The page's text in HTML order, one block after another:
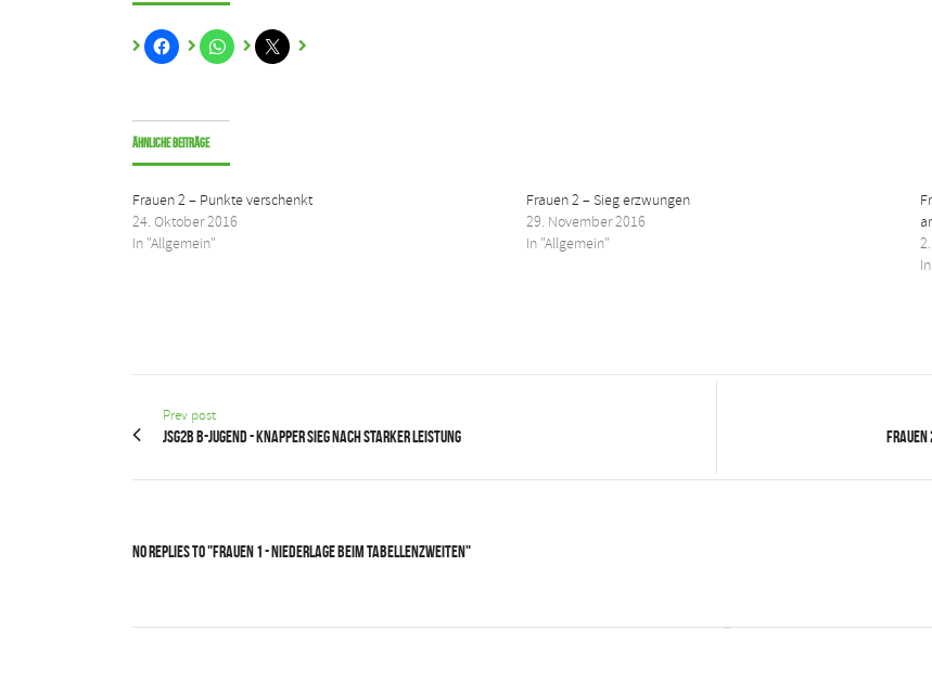
Ähnliche Beiträge
Frauen 2 – Punkte verschenkt
24. Oktober 2016
In "Allgemein"
Frauen 2 – Sieg erzwungen
29. November 2016
In "Allgemein"
Prev post
JSG2B B-Jugend - Knapper Sieg nach starker Leistung
No Replies to "Frauen 1 - Niederlage beim Tabellenzweiten"